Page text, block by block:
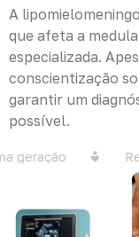
A
que afeta a
especializada.
conscientização
garantir um
possível.
geração